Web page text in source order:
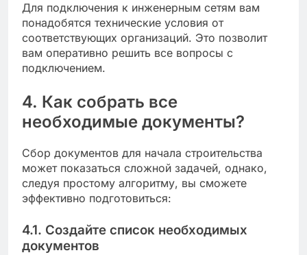
Для подключения к инженерным сетям вам
понадобятся технические условия от
соответствующих организаций. Это позволит
вам оперативно решить все вопросы с
подключением.
4. Как собрать все
необходимые документы?
Сбор документов для начала строительства
может показаться сложной задачей, однако,
следуя простому алгоритму, вы сможете
эффективно подготовиться:
4.1. Создайте список необходимых
документов